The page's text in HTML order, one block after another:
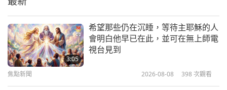
她建議先把全部頭髮都染了，因為我有灰白頭髮。要
將全部頭髮染成這種顏色和那種顏色之後，再塗上另
一種顏色。我說：「不，不是那樣的。」然後她以專
記得自己高貴的品質（九集之一）
1997.07.13
3:05
希望那些仍在沉睡，等待主耶穌的人
會明白他早已在此，並可在無上師電
視台見到
焦點新聞 2026-08-08 398 次觀看